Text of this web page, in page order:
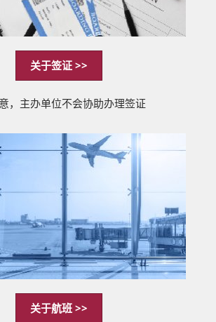
关于签证 >>
，主办单位不会协助办理签证
关于航班 >>